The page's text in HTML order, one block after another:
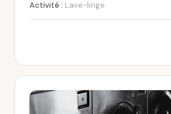
Activité : Lave-linge